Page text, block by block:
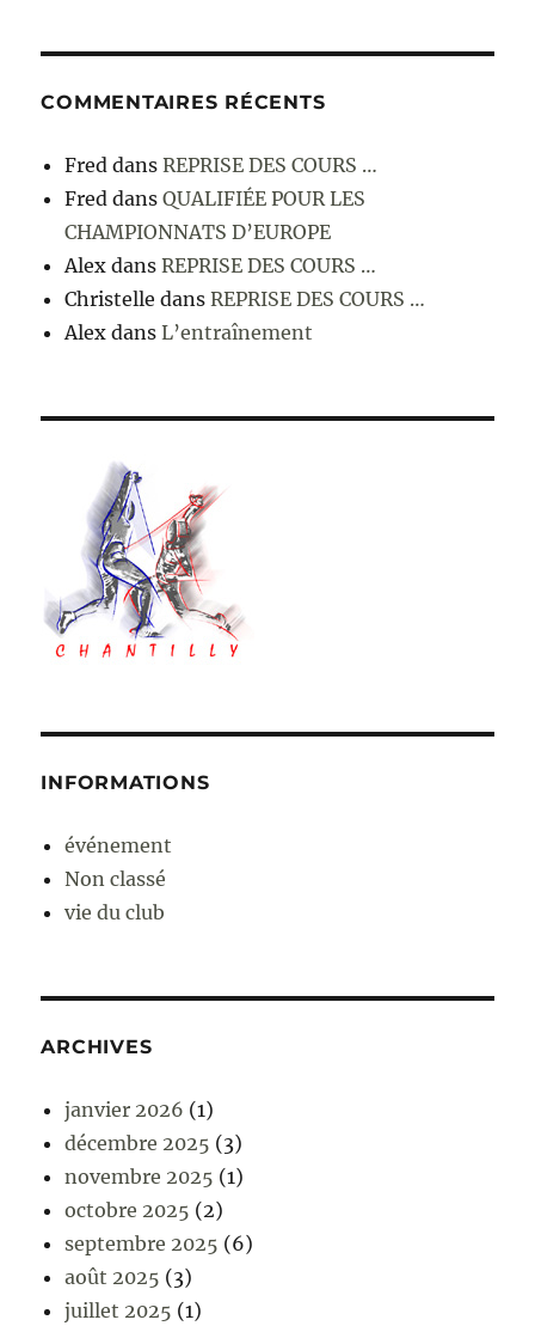
COMMENTAIRES RÉCENTS
Fred dansREPRISE DES COURS …
Fred dansQUALIFIÉE POUR LES
CHAMPIONNATS D’EUROPE
Alex dansREPRISE DES COURS …
Christelle dansREPRISE DES COURS …
Alex dansL’entraînement
INFORMATIONS
événement
Non classé
vie du club
ARCHIVES
janvier 2026 (1)
décembre 2025 (3)
novembre 2025 (1)
octobre 2025 (2)
septembre 2025 (6)
août 2025 (3)
juillet 2025 (1)